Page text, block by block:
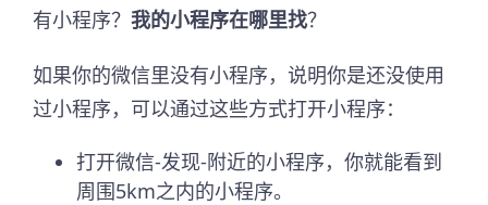
有小程序？ 我的小程序在哪里找？
如果你的微信里没有小程序，说明你是还没使用
过小程序，可以通过这些方式打开小程序：
打开微信-发现-附近的小程序，你就能看到
周围5km之内的小程序。